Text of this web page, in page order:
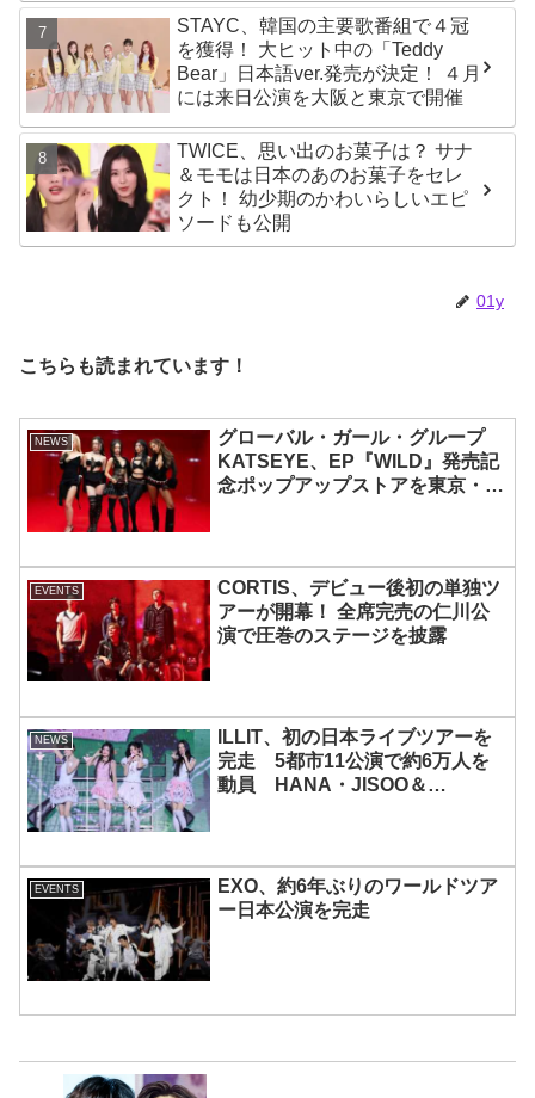
する持論を明かす
STAYC、韓国の主要歌番組で４冠
を獲得！ 大ヒット中の「Teddy
Bear」日本語ver.発売が決定！ ４月
には来日公演を大阪と東京で開催
TWICE、思い出のお菓子は？ サナ
＆モモは日本のあのお菓子をセレ
クト！ 幼少期のかわいらしいエピ
ソードも公開
01y
こちらも読まれています！
NEWS
グローバル・ガール・グループ
KATSEYE、EP『WILD』発売記
念ポップアップストアを東京・原
EVENTS
CORTIS、デビュー後初の単独ツ
アーが開幕！ 全席完売の仁川公
演で圧巻のステージを披露
NEWS
ILLIT、初の日本ライブツアーを
完走 5都市11公演で約6万人を
動員 HANA・JISOO＆
EVENTS
EXO、約6年ぶりのワールドツア
ー日本公演を完走